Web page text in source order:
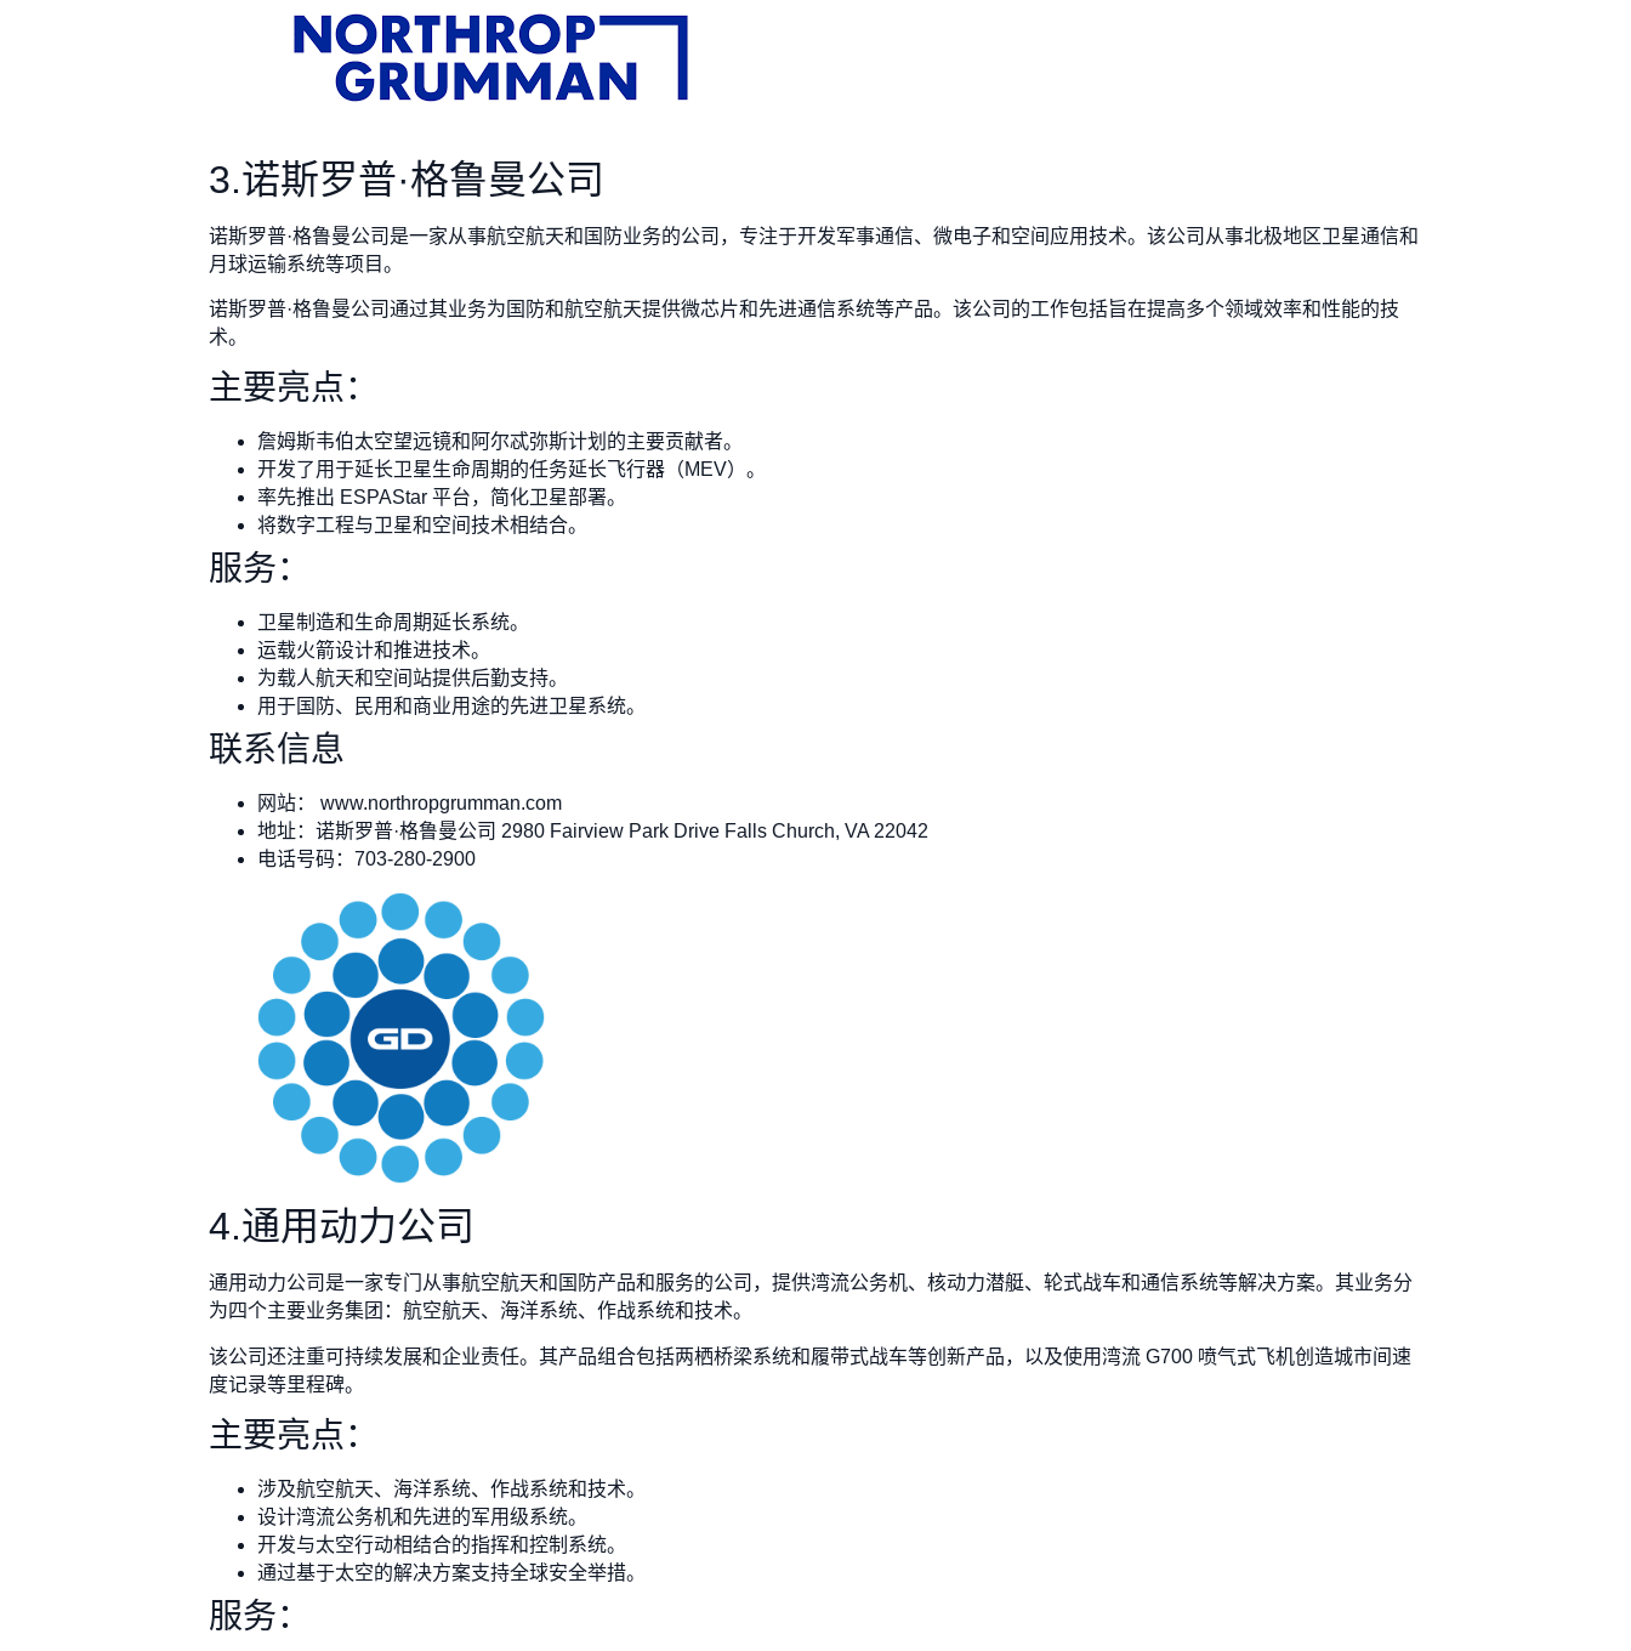
3.诺斯罗普·格鲁曼公司
诺斯罗普·格鲁曼公司是一家从事航空航天和国防业务的公司，专注于开发军事通信、微电子和空间应用技术。该公司从事北极地区卫星通信和
月球运输系统等项目。
诺斯罗普·格鲁曼公司通过其业务为国防和航空航天提供微芯片和先进通信系统等产品。该公司的工作包括旨在提高多个领域效率和性能的技
术。
主要亮点：
詹姆斯韦伯太空望远镜和阿尔忒弥斯计划的主要贡献者。
开发了用于延长卫星生命周期的任务延长飞行器（MEV）。
率先推出 ESPAStar 平台，简化卫星部署。
将数字工程与卫星和空间技术相结合。
服务：
卫星制造和生命周期延长系统。
运载火箭设计和推进技术。
为载人航天和空间站提供后勤支持。
用于国防、民用和商业用途的先进卫星系统。
联系信息
网站： www.northropgrumman.com
地址：诺斯罗普·格鲁曼公司 2980 Fairview Park Drive Falls Church, VA 22042
电话号码：703-280-2900
4.通用动力公司
通用动力公司是一家专门从事航空航天和国防产品和服务的公司，提供湾流公务机、核动力潜艇、轮式战车和通信系统等解决方案。其业务分
为四个主要业务集团：航空航天、海洋系统、作战系统和技术。
该公司还注重可持续发展和企业责任。其产品组合包括两栖桥梁系统和履带式战车等创新产品，以及使用湾流 G700 喷气式飞机创造城市间速
度记录等里程碑。
主要亮点：
涉及航空航天、海洋系统、作战系统和技术。
设计湾流公务机和先进的军用级系统。
开发与太空行动相结合的指挥和控制系统。
通过基于太空的解决方案支持全球安全举措。
服务：